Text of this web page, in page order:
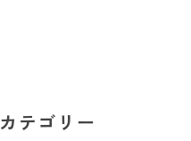
テゴリー